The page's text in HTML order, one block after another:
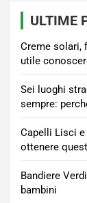
ULTIME
Creme solari,
utile
Sei luoghi
sempre:
Capelli Lisci
ottenere
Bandiere
bambini